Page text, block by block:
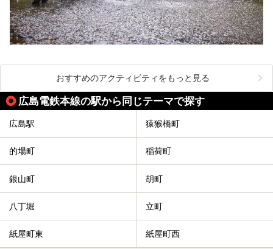
おすすめのアクティビティをもっと見る
広島電鉄本線の駅から同じテーマで探す
広島駅 猿猴橋町
的場町 稲荷町
銀山町 胡町
八丁堀 立町
紙屋町東 紙屋町西